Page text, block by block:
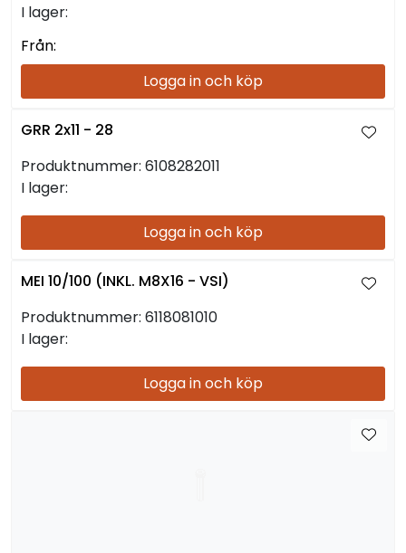
I lager:
Från:
Logga in och köp
GRR 2x11 - 28
Produktnummer: 6108282011
I lager:
Logga in och köp
MEI 10/100 (INKL. M8X16 - VSI)
Produktnummer: 6118081010
I lager:
Logga in och köp